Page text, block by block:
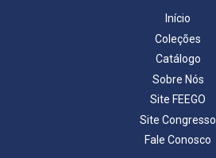
Início
Coleções
Catálogo
Sobre Nós
Site FEEGO
Site Congresso
Fale Conosco